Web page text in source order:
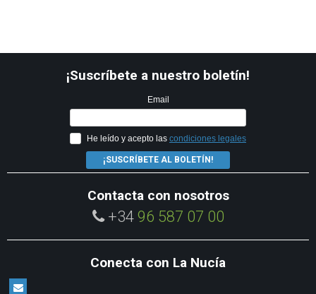
¡Suscríbete a nuestro boletín!
Email
He leído y acepto las condiciones legales
¡SUSCRÍBETE AL BOLETÍN!
Contacta con nosotros
+34 96 587 07 00
Conecta con La Nucía